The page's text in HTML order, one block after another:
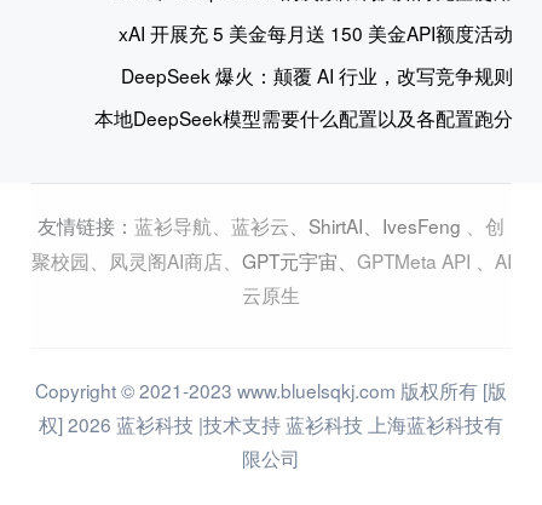
xAI 开展充 5 美金每月送 150 美金API额度活动
DeepSeek 爆火：颠覆 AI 行业，改写竞争规则
本地DeepSeek模型需要什么配置以及各配置跑分
友情链接：蓝衫导航 、蓝衫云 、ShirtAI 、IvesFeng 、创
聚校园
、凤灵阁AI商店 、GPT元宇宙 、GPTMeta API 、AI
云原生
Copyright © 2021-2023 www.bluelsqkj.com 版权所有 [版
权] 2026 蓝衫科技 |技术支持 蓝衫科技 上海蓝衫科技有
限公司